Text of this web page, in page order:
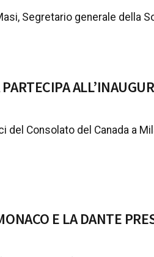
Segretario generale della
del Consolato del Canada a
E LA DANTE